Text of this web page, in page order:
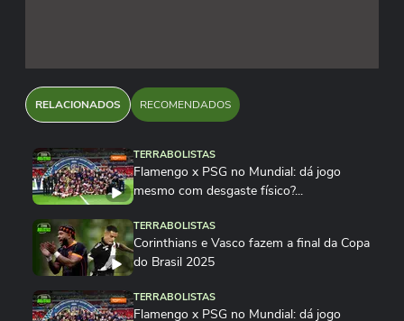
RELACIONADOS RECOMENDADOS
TERRABOLISTAS
Flamengo x PSG no Mundial: dá jogo
mesmo com desgaste físico?...
TERRABOLISTAS
Corinthians e Vasco fazem a final da Copa
do Brasil 2025
TERRABOLISTAS
Flamengo x PSG no Mundial: dá jogo